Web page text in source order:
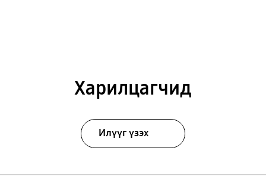
Харилцагчид
Илүүг үзэх